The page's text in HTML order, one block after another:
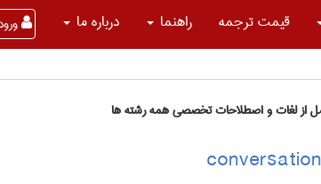
قیمت ترجمه راهنما درباره ما
از لغات و اصطلاحات تخصصی همه رشته ها